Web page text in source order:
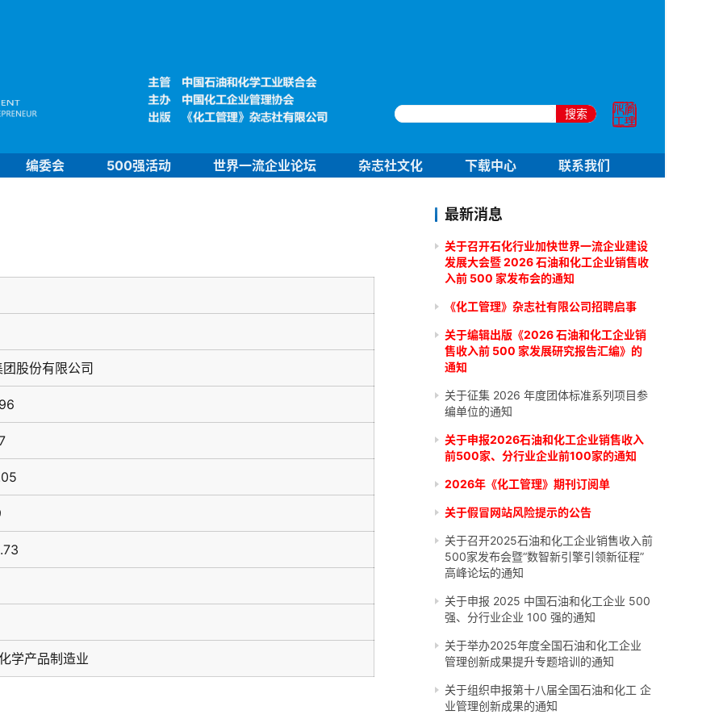
搜索
编委会 500强活动 世界一流企业论坛 杂志社文化 下载中心 联系我们
股份有限公司
学产品制造业
最新消息
关于召开石化行业加快世界一流企业建设
发展大会暨 2026 石油和化工企业销售收
入前 500 家发布会的通知
《化工管理》杂志社有限公司招聘启事
关于编辑出版《2026 石油和化工企业销
售收入前 500 家发展研究报告汇编》的
通知
关于征集 2026 年度团体标准系列项目参
编单位的通知
关于申报2026石油和化工企业销售收入
前500家、分行业企业前100家的通知
2026年《化工管理》期刊订阅单
关于假冒网站风险提示的公告
关于召开2025石油和化工企业销售收入前
500家发布会暨“数智新引擎引领新征程”
高峰论坛的通知
关于申报 2025 中国石油和化工企业 500
强、分行业企业 100 强的通知
关于举办2025年度全国石油和化工企业
管理创新成果提升专题培训的通知
关于组织申报第十八届全国石油和化工 企
业管理创新成果的通知